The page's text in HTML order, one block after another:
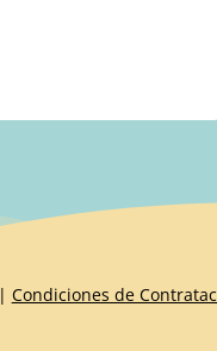
| Condiciones de